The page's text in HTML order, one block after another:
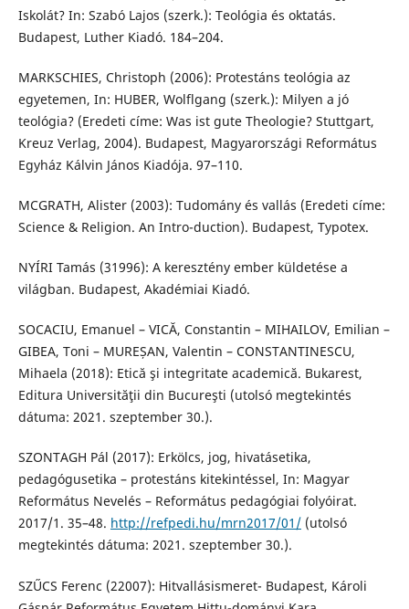
Iskolát? In: Szabó Lajos (szerk.): Teológia és oktatás.
Budapest, Luther Kiadó. 184–204.
MARKSCHIES, Christoph (2006): Protestáns teológia az
egyetemen, In: HUBER, Wolflgang (szerk.): Milyen a jó
teológia? (Eredeti címe: Was ist gute Theologie? Stuttgart,
Kreuz Verlag, 2004). Budapest, Magyarországi Református
Egyház Kálvin János Kiadója. 97–110.
MCGRATH, Alister (2003): Tudomány és vallás (Eredeti címe:
Science & Religion. An Intro-duction). Budapest, Typotex.
NYÍRI Tamás (31996): A keresztény ember küldetése a
világban. Budapest, Akadémiai Kiadó.
SOCACIU, Emanuel – VICĂ, Constantin – MIHAILOV, Emilian –
GIBEA, Toni – MUREȘAN, Valentin – CONSTANTINESCU,
Mihaela (2018): Etică şi integritate academică. Bukarest,
Editura Universităţii din Bucureşti (utolsó megtekintés
dátuma: 2021. szeptember 30.).
SZONTAGH Pál (2017): Erkölcs, jog, hivatásetika,
pedagógusetika – protestáns kitekintéssel, In: Magyar
Református Nevelés – Református pedagógiai folyóirat.
2017/1. 35–48. http://refpedi.hu/mrn2017/01/(utolsó
megtekintés dátuma: 2021. szeptember 30.).
SZŰCS Ferenc (22007): Hitvallásismeret- Budapest, Károli